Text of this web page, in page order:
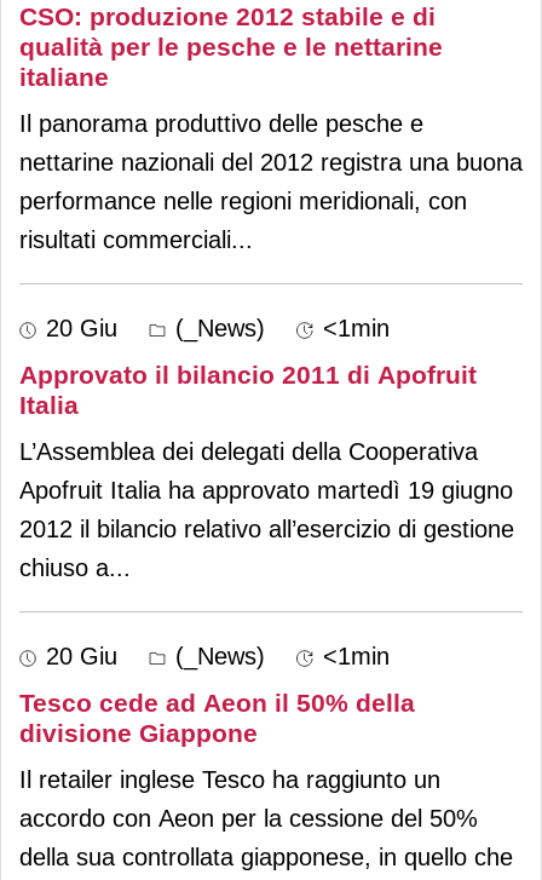
CSO: produzione 2012 stabile e di
qualità per le pesche e le nettarine
italiane
Il panorama produttivo delle pesche e
nettarine nazionali del 2012 registra una buona
performance nelle regioni meridionali, con
risultati commerciali...
20 Giu (_News) <1min
Approvato il bilancio 2011 di Apofruit
Italia
L’Assemblea dei delegati della Cooperativa
Apofruit Italia ha approvato martedì 19 giugno
2012 il bilancio relativo all’esercizio di gestione
chiuso a...
20 Giu (_News) <1min
Tesco cede ad Aeon il 50% della
divisione Giappone
Il retailer inglese Tesco ha raggiunto un
accordo con Aeon per la cessione del 50%
della sua controllata giapponese, in quello che